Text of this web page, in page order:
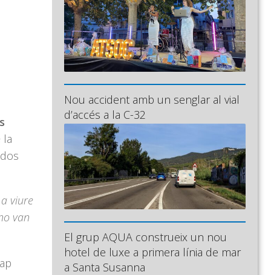
la
viure
van
Nou accident amb un senglar al vial
d’accés a la C-32
El grup AQUA construeix un nou
hotel de luxe a primera línia de mar
a Santa Susanna